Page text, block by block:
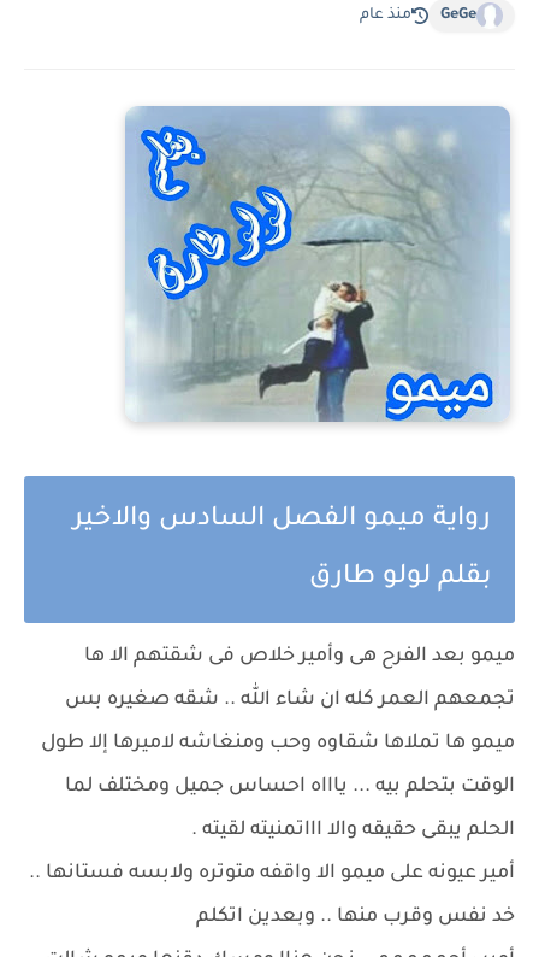
GeGe منذ عام
رواية ميمو الفصل السادس والاخير
بقلم لولو طارق
ميمو بعد الفرح هى وأمير خلاص فى شقتهم الا ها
تجمعهم العمر كله ان شاء الله .. شقه صغيره بس
ميمو ها تملاها شقاوه وحب ومنغاشه لاميرها إلا طول
الوقت بتحلم بيه ... ياااه احساس جميل ومختلف لما
الحلم يبقى حقيقه والا اااتمنيته لقيته .
أمير عيونه على ميمو الا واقفه متوتره ولابسه فستانها ..
خد نفس وقرب منها .. وبعدين اتكلم